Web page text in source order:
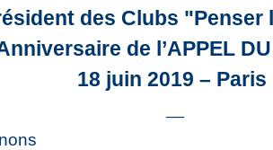
des Clubs "Penser
de l’APPEL
18 juin 2019 – Paris